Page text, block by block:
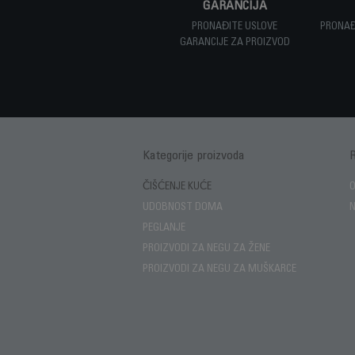
GARANCIJA
PRONAĐITE USLOVE
GARANCIJE ZA PROIZVOD
Kategorije proizvoda
ČIŠĆENJE KUĆE
UDOBNOST DOMA
PEGLANJE
PROIZVODI ZA NEGU ZA ŽENE
PROIZVODI ZA NEGU ZA MUŠKARCE